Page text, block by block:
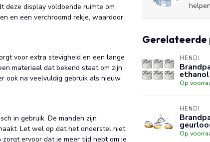
deze display voldoende ruimte om
en een verchroomd rekje, waardoor
voor extra stevigheid en een lange
materiaal dat bekend staat om zijn
ook na veelvuldig gebruik als nieuw
in gebruik. De manden zijn
Let wel op dat het onderstel niet
ervoor dat je meer tijd hebt om je
Gerelateerde
HENDI
ethanol
Op
HENDI
Op